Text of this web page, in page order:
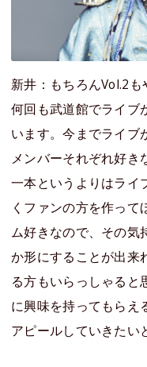
新井：もちろんVol.2
何回も武道館でライブ
います。今までライブ
メンバーそれぞれ好き
一本というよりはライ
くファンの方を作っ
ム好きなので、その気
か形にすることが出来
る方もいらっしゃると
に興味を持ってもらえ
アピールしていきたい